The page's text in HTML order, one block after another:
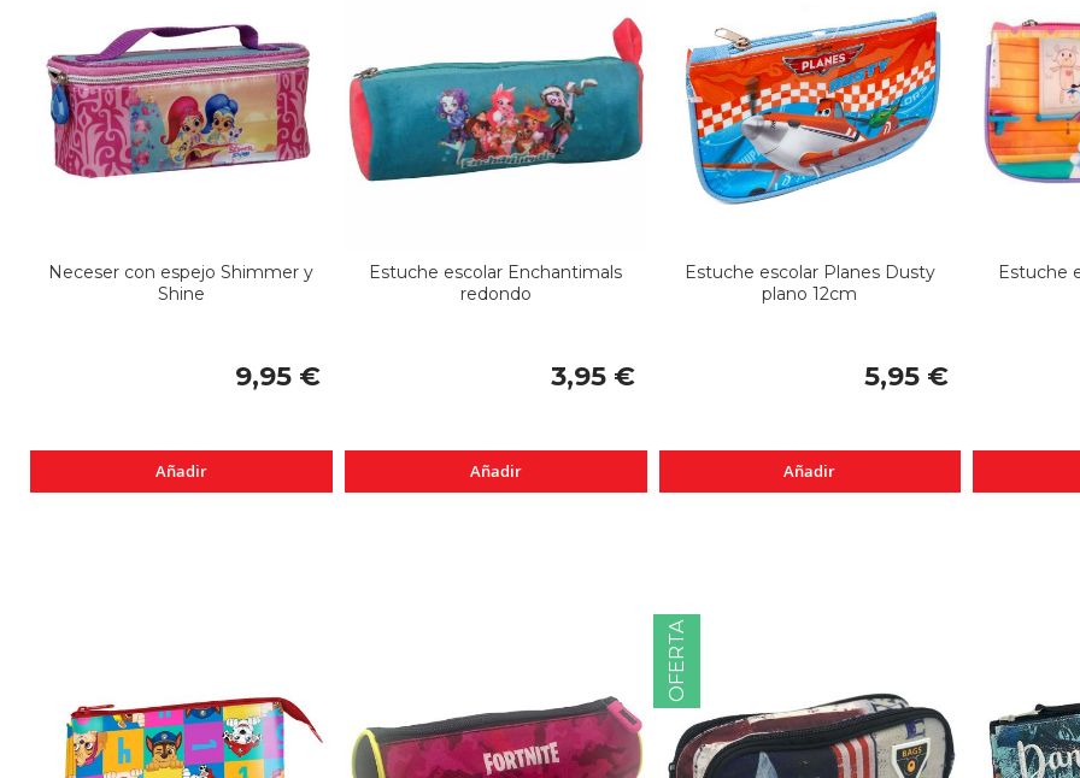
Neceser con espejo Shimmer y
Shine
9,95 €
Añadir
Estuche escolar Enchantimals
redondo
3,95 €
Añadir
Estuche escolar Planes Dusty
plano 12cm
5,95 €
Añadir
Estuche
OFERTA